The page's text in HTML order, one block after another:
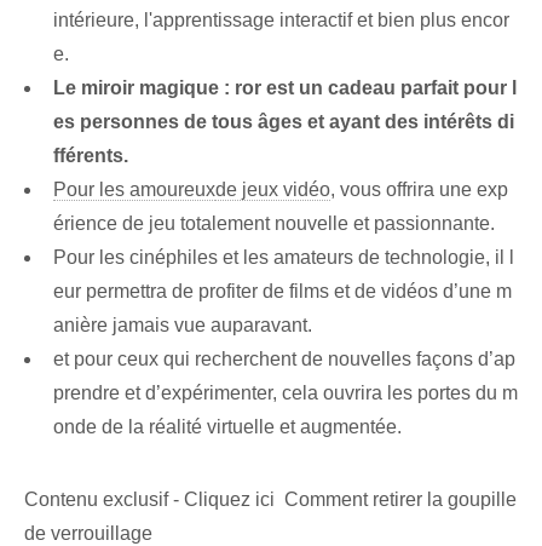
intérieure, l'apprentissage interactif et bien plus encor
e.
Le miroir magique : ror est un cadeau parfait pour l
es personnes de tous âges et ayant des intérêts di
fférents.
Pour les amoureuxde jeux vidéo, vous offrira une exp
érience de jeu totalement nouvelle et passionnante.
Pour les cinéphiles et les amateurs de technologie, il l
eur permettra de profiter de films et de vidéos d’une m
anière jamais vue auparavant.
et pour ceux qui recherchent de nouvelles façons d’ap
prendre et d’expérimenter, cela ouvrira les portes du m
onde de la réalité virtuelle et augmentée.
Contenu exclusif - Cliquez ici Comment retirer la goupille
de verrouillage